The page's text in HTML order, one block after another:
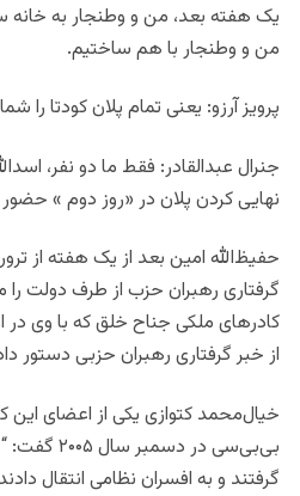
یک هفته بعد، من و وطنجار به خانه
من و وطنجار با هم ساختیم.
پرویز آرزو: یعنی تمام پلان کودتا را
جنرال عبدالقادر: فقط ما دو نفر،
نهایی کردن پلان در «روز دوم »
حفیظ‌الله امین بعد از یک هفته از ترور
گرفتاری رهبران حزب از طرف دولت
از خبر گرفتاری رهبران حزبی دستور داد
خیال‌محمد کتوازی یکی از اعضای
بی‌بی‌سی در
گرفتند و به افسران نظامی انتقال